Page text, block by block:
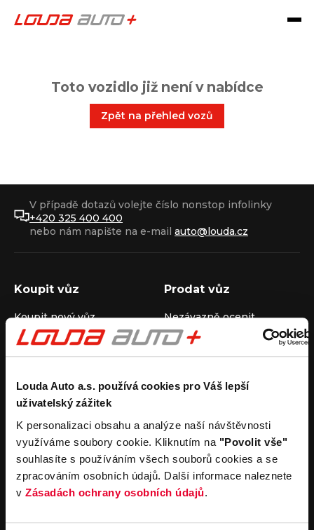
Louda Auto a.s. používá cookies pro Váš lepší
uživatelský zážitek
K personalizaci obsahu a analýze naší návštěvnosti
využíváme soubory cookie. Kliknutím na "Povolit vše"
souhlasíte s používáním všech souborů cookies a se
zpracováním osobních údajů. Další informace naleznete
v Zásadách ochrany osobních údajů.
Toto vozidlo již není v nabídce
Zpět na přehled vozů
V případě dotazů volejte číslo nonstop infolinky
+420 325 400 400
nebo nám napište na e-mail auto@louda.cz
Koupit vůz
Koupit nový vůz
Koupit ojetý vůz
Koupit užitkový vůz
Prodat vůz
Nezávazně ocenit
Průběh výkupu vozu
Pronájem
Carsharing
Autopůjčovna
Operativní leasing
Společnost
Louda Auto+ Poděbrady
Obytné vozy
Novinky
Kariéra
Servisní služby
Servis
Důležité odkazy
Cookies